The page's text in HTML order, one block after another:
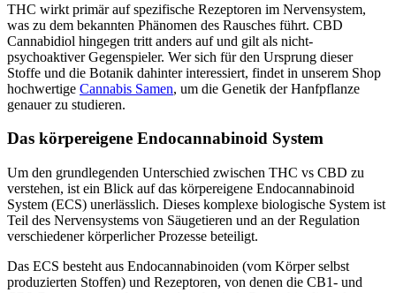
THC wirkt primär auf spezifische Rezeptoren im Nervensystem,
was zu dem bekannten Phänomen des Rausches führt. CBD
Cannabidiol hingegen tritt anders auf und gilt als nicht-
psychoaktiver Gegenspieler. Wer sich für den Ursprung dieser
Stoffe und die Botanik dahinter interessiert, findet in unserem Shop
hochwertige Cannabis Samen, um die Genetik der Hanfpflanze
genauer zu studieren.
Das körpereigene Endocannabinoid System
Um den grundlegenden Unterschied zwischen THC vs CBD zu
verstehen, ist ein Blick auf das körpereigene Endocannabinoid
System (ECS) unerlässlich. Dieses komplexe biologische System ist
Teil des Nervensystems von Säugetieren und an der Regulation
verschiedener körperlicher Prozesse beteiligt.
Das ECS besteht aus Endocannabinoiden (vom Körper selbst
produzierten Stoffen) und Rezeptoren, von denen die CB1- und